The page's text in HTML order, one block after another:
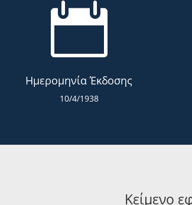

Ημερομηνία Έκδοσης
10/4/1938
Κείμενο